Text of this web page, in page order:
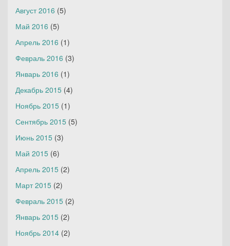
Август 2016 (5)
Май 2016 (5)
Апрель 2016 (1)
Февраль 2016 (3)
Январь 2016 (1)
Декабрь 2015 (4)
Ноябрь 2015 (1)
Сентябрь 2015 (5)
Июнь 2015 (3)
Май 2015 (6)
Апрель 2015 (2)
Март 2015 (2)
Февраль 2015 (2)
Январь 2015 (2)
Ноябрь 2014 (2)